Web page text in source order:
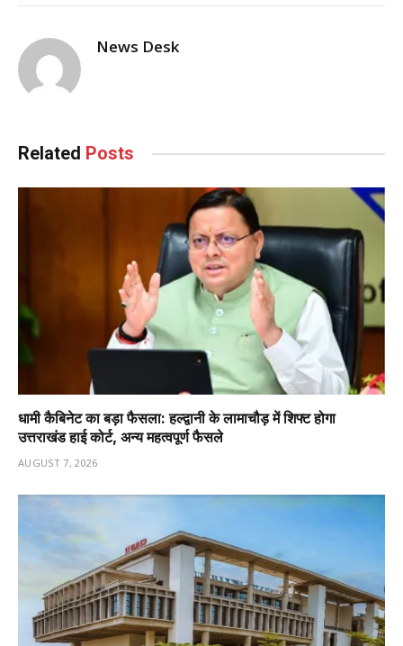
News Desk
Related Posts
धामी कैबिनेट का बड़ा फैसला: हल्द्वानी के लामाचौड़ में शिफ्ट होगा
उत्तराखंड हाई कोर्ट, अन्य महत्वपूर्ण फैसले
AUGUST 7, 2026